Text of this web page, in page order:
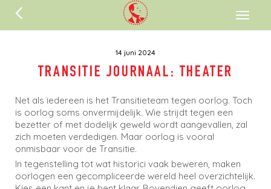
Toggle
14 juni 2024
TRANSITIE JOURNAAL: THEATER
Net als iedereen is het Transitieteam tegen oorlog. Toch
is oorlog soms onvermijdelijk. Wie strijdt tegen een
bezetter of met dodelijk geweld wordt aangevallen, zal
zich moeten verdedigen. Maar oorlog is vooral
onmisbaar voor de Transitie.
In tegenstelling tot wat historici vaak beweren, maken
oorlogen een gecompliceerde wereld heel overzichtelijk.